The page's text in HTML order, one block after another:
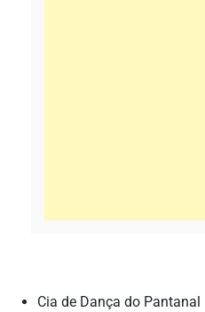
Cia de Dança do Pantanal